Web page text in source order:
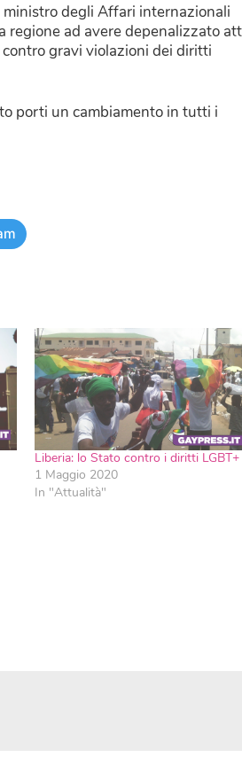
degli Affari internazionali
regione ad avere depenalizzato
gravi violazioni dei diritti
porti un cambiamento in tutti i
Liberia: lo Stato contro i diritti LGBT+
1 Maggio 2020
In "Attualità"